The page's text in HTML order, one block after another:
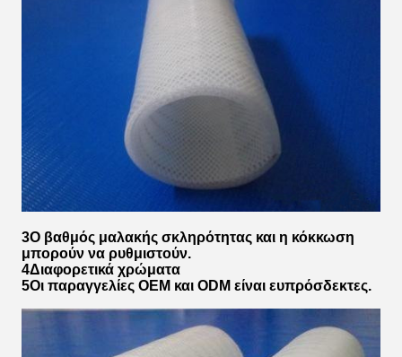
3Ο βαθμός μαλακής σκληρότητας και η κόκκωση
μπορούν να ρυθμιστούν.
4Διαφορετικά χρώματα
5Οι παραγγελίες OEM και ODM είναι ευπρόσδεκτες.